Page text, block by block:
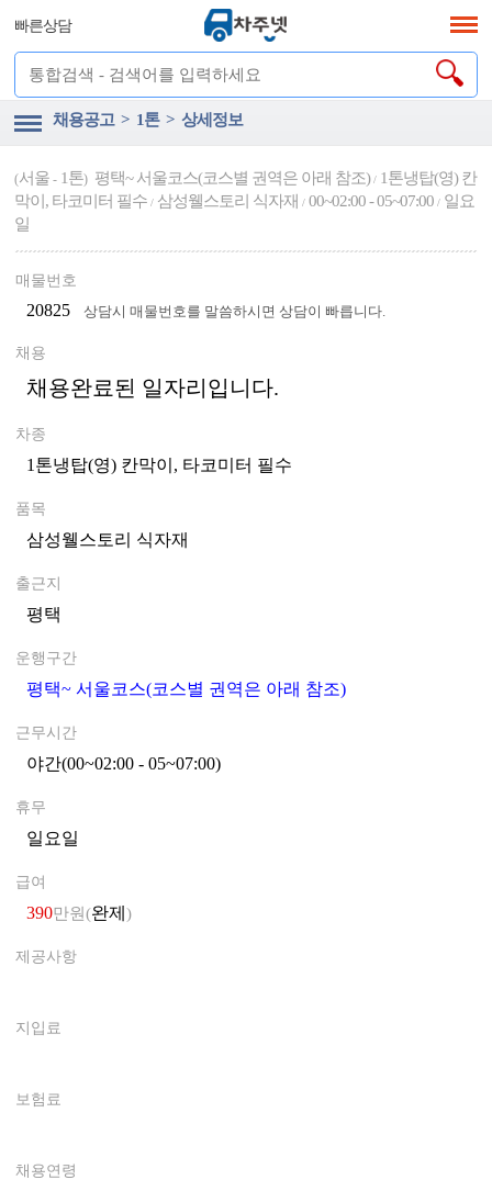
빠른상담
채용공고 > 1톤 > 상세정보
(서울 - 1톤) 평택~ 서울코스(코스별 권역은 아래 참조)/ 1톤냉탑(영) 칸
막이, 타코미터 필수/ 삼성웰스토리 식자재/ 00~02:00 - 05~07:00/ 일요
일
매물번호
20825 상담시 매물번호를 말씀하시면 상담이 빠릅니다.
채용
채용완료된 일자리입니다.
차종
1톤냉탑(영) 칸막이, 타코미터 필수
품목
삼성웰스토리 식자재
출근지
평택
운행구간
평택~ 서울코스(코스별 권역은 아래 참조)0
근무시간
야간(00~02:00 - 05~07:00)0
휴무
일요일
급여
390만원(완제 )
제공사항
지입료
보험료
채용연령